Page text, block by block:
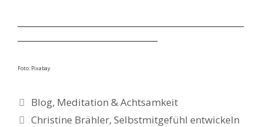
Foto: Pixabay
Kategorien
Blog, Meditation & Achtsamkeit
Schlagwörter
Christine Brähler,Selbstmitgefühl entwickeln